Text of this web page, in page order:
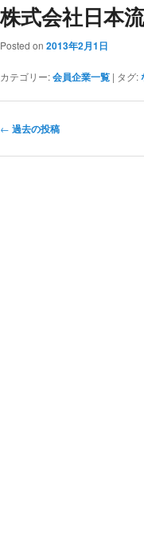
株式会社日本
Posted on 2013年2月1日
カテゴリー:会員企業一覧 | タグ:
投稿ナビゲーション
← 過去の投稿